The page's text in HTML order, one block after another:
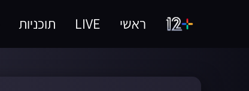
ראשי LIVE תוכניות